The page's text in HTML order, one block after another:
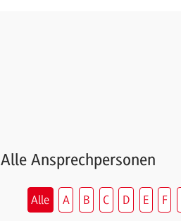
Alle Ansprechpersonen
Alle A B C D E F